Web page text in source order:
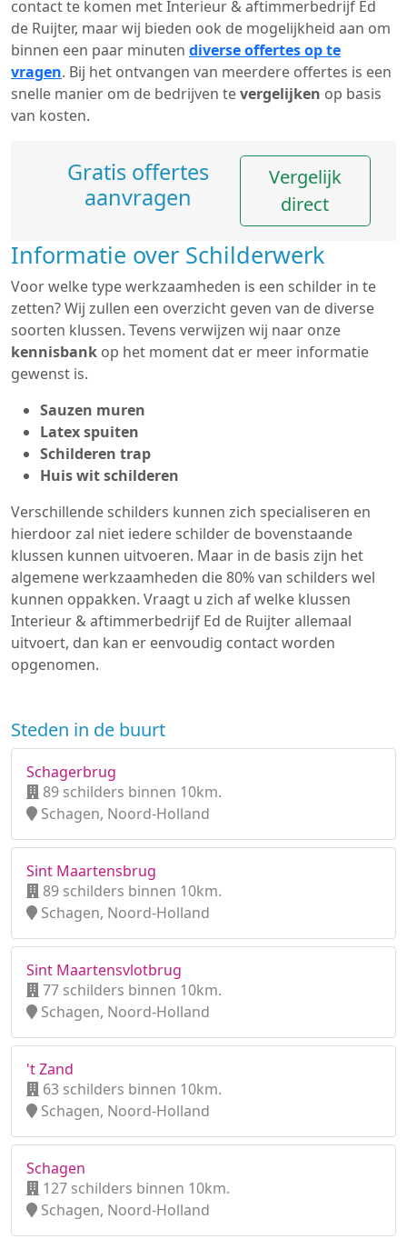
contact te komen met Interieur & aftimmerbedrijf Ed
de Ruijter, maar wij bieden ook de mogelijkheid aan om
binnen een paar minuten diverse offertes op te
vragen. Bij het ontvangen van meerdere offertes is een
snelle manier om de bedrijven tevergelijken op basis
van kosten.
Gratis offertes
aanvragen
Vergelijk
direct
Informatie over Schilderwerk
Voor welke type werkzaamheden is een schilder in te
zetten? Wij zullen een overzicht geven van de diverse
soorten klussen. Tevens verwijzen wij naar onze
kennisbank op het moment dat er meer informatie
gewenst is.
Sauzen muren
Latex spuiten
Schilderen trap
Huis wit schilderen
Verschillende schilders kunnen zich specialiseren en
hierdoor zal niet iedere schilder de bovenstaande
klussen kunnen uitvoeren. Maar in de basis zijn het
algemene werkzaamheden die 80% van schilders wel
kunnen oppakken. Vraagt u zich af welke klussen
Interieur & aftimmerbedrijf Ed de Ruijter allemaal
uitvoert, dan kan er eenvoudig contact worden
opgenomen.
Steden in de buurt
Schagerbrug
89 schilders binnen 10km.
Schagen, Noord-Holland
Sint Maartensbrug
89 schilders binnen 10km.
Schagen, Noord-Holland
Sint Maartensvlotbrug
77 schilders binnen 10km.
Schagen, Noord-Holland
't Zand
63 schilders binnen 10km.
Schagen, Noord-Holland
Schagen
127 schilders binnen 10km.
Schagen, Noord-Holland